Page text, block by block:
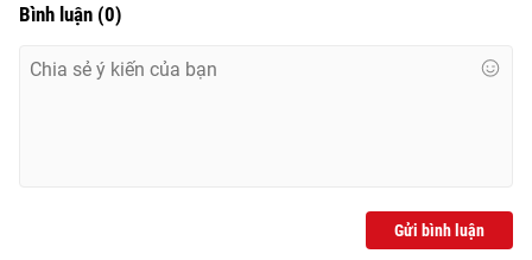
Cơ quan chủ quản:
Cơ quan báo chí:Thời báo VTV
024.38 355 931 - 024.38 355 932
Bình luận (0)
Gửi bình luận